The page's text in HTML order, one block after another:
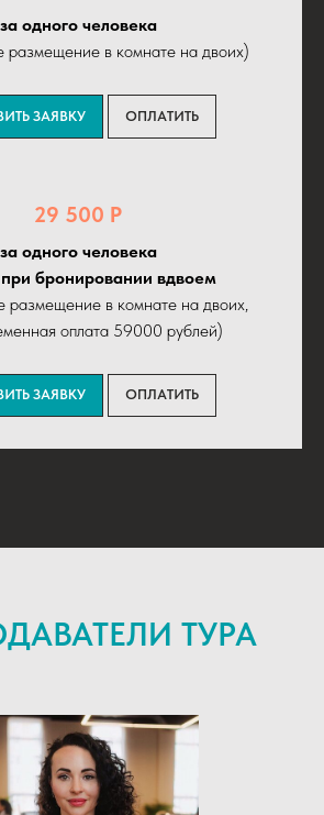
за одного человека
размещение в комнате на двоих)
ЗАЯВКУ ОПЛАТИТЬ
29 500 Р
за одного человека
бронировании вдвоем
размещение в комнате на двоих,
оплата 59000 рублей)
ЗАЯВКУ ОПЛАТИТЬ
ТУРА